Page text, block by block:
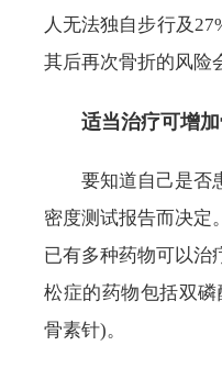
人无法独自步行及
其后再次骨折的风险
适当治疗可增
要知道自己是否
密度测试报告而决定
已有多种药物可以治
松症的药物包括双
骨素针)。